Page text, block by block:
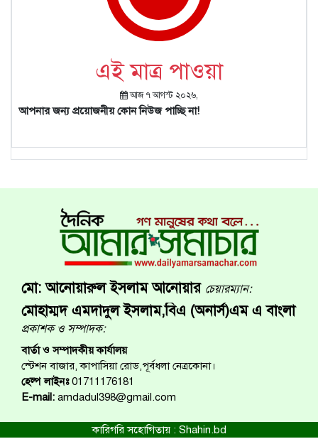
এই মাত্র পাওয়া
আজ ৭ আগস্ট ২০২৬,
আপনার জন্য প্রয়োজনীয় কোন নিউজ পাচ্ছি না!
মো: আনোয়ারুল ইসলাম আনোয়ার চেয়ারম্যান:
মোহাম্মদ এমদাদুল ইসলাম,বিএ (অনার্স)এম এ বাংলা
প্রকাশক ও সম্পাদক:
বার্তা ও সম্পাদকীয় কার্যালয়
স্টেশন বাজার, কাপাসিয়া রোড,পূর্বধলা নেত্রকোনা।
হেল্প লাইনঃ01711176181
E-mail: amdadul398@gmail.com
কারিগরি সহোগিতায় : Shahin.bd